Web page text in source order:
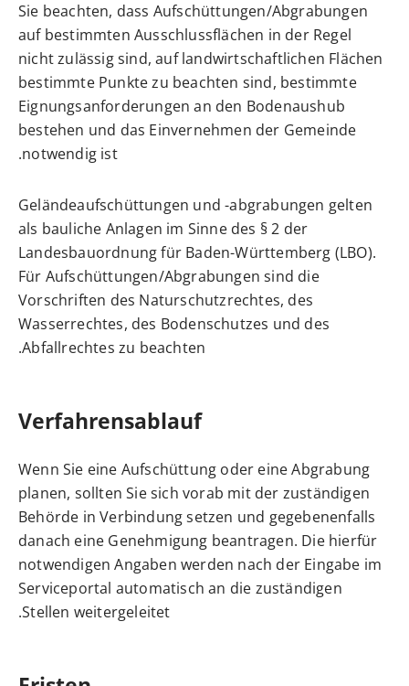
Sie beachten, dass Aufschüttungen/Abgrabungen
auf bestimmten Ausschlussflächen in der Regel
nicht zulässig sind, auf landwirtschaftlichen Flächen
bestimmte Punkte zu beachten sind, bestimmte
Eignungsanforderungen an den Bodenaushub
bestehen und das Einvernehmen der Gemeinde
notwendig ist.
Geländeaufschüttungen und -abgrabungen gelten
als bauliche Anlagen im Sinne des § 2 der
Landesbauordnung für Baden-Württemberg (LBO).
Für Aufschüttungen/Abgrabungen sind die
Vorschriften des Naturschutzrechtes, des
Wasserrechtes, des Bodenschutzes und des
Abfallrechtes zu beachten.
Verfahrensablauf
Wenn Sie eine Aufschüttung oder eine Abgrabung
planen, sollten Sie sich vorab mit der zuständigen
Behörde in Verbindung setzen und gegebenenfalls
danach eine Genehmigung beantragen. Die hierfür
notwendigen Angaben werden nach der Eingabe im
Serviceportal automatisch an die zuständigen
Stellen weitergeleitet.